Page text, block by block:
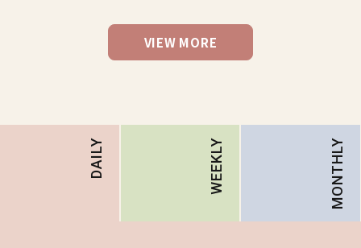
VIEW MORE
DAILY WEEKLY MONTHLY